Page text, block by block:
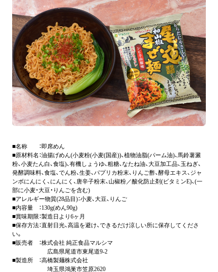
■名称 ：即席めん
■原材料名：油揚げめん(小麦粉(小麦(国産))、植物油脂(パーム油)、馬鈴薯澱
粉、小麦たん白、食塩)、有機しょうゆ、粗糖、なたね油、大豆加工品、玉ねぎ、
発酵調味料、食塩、でん粉、生姜、パプリカ粉末、りんご酢、酵母エキス、ジャ
ンボにんにく、にんにく、唐辛子粉末、山椒粉／酸化防止剤(ビタミンE)、(一
部に小麦・大豆・りんごを含む)
■アレルギー物質(28品目)：小麦、大豆、りんご
■内容量 ：130g(めん90g)
■賞味期限：製造日より6ヶ月
■保存方法：直射日光、高温を避け、できるだけ涼しい所に保存してくださ
い。
■販売者 ：株式会社 純正食品マルシマ
広島県尾道市東尾道9-2
■製造所 ：高橋製麺株式会社
埼玉県鴻巣市笠原2620